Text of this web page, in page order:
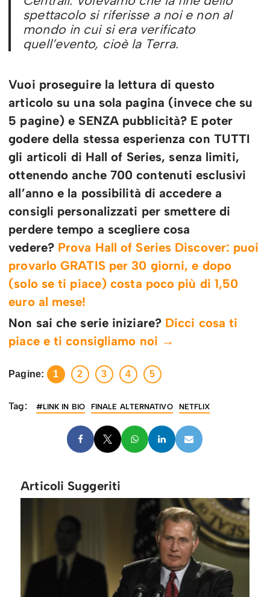
spettacolo si riferisse a noi e non al
mondo in cui si era verificato
quell’evento, cioè la Terra.
Vuoi proseguire la lettura di questo
articolo su una sola pagina (invece che su
5 pagine) e SENZA pubblicità? E poter
godere della stessa esperienza con TUTTI
gli articoli di Hall of Series, senza limiti,
ottenendo anche 700 contenuti esclusivi
all’anno e la possibilità di accedere a
consigli personalizzati per smettere di
perdere tempo a scegliere cosa
vedere? Prova Hall of Series Discover: puoi
provarlo GRATIS per 30 giorni, e dopo
(solo se ti piace) costa poco più di 1,50
euro al mese!
Non sai che serie iniziare? Dicci cosa ti
piace e ti consigliamo noi →
Pagine: 1 2 3 4 5
Tag: #LINK IN BIO FINALE ALTERNATIVO NETFLIX
Articoli Suggeriti